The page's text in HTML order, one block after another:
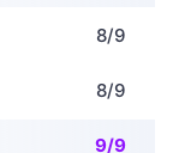
8/9
8/9
9/9